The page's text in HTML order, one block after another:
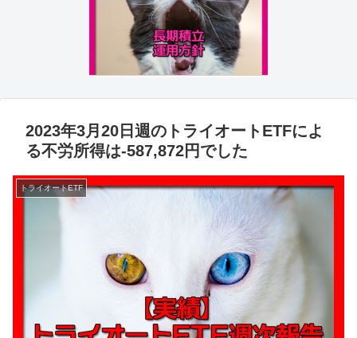
2023年3月20日週のトライオートETFによ
る不労所得は-587,872円でした
トライオートETF